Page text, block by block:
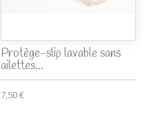
Protège-slip lavable sans
ailettes...
7,50 €